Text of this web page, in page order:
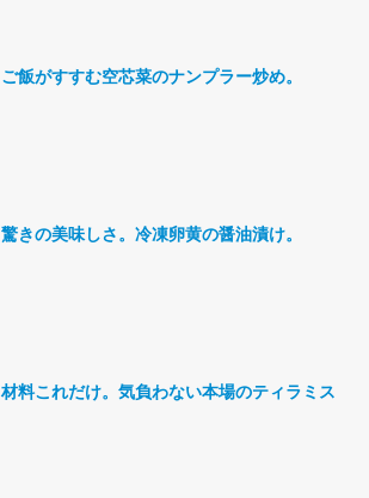
ご飯がすすむ空芯菜のナンプラー炒め。
驚きの美味しさ。冷凍卵黄の醤油漬け。
材料これだけ。気負わない本場のティラミス。